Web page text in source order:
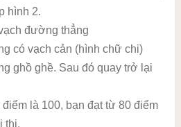
hình 2.
đường thẳng
có vạch cản (hình chữ chi)
ghồ ghề. Sau đó quay trở lại
là 100, bạn đạt từ 80 điểm
thi.